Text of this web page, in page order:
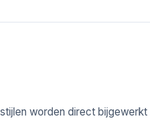
worden direct